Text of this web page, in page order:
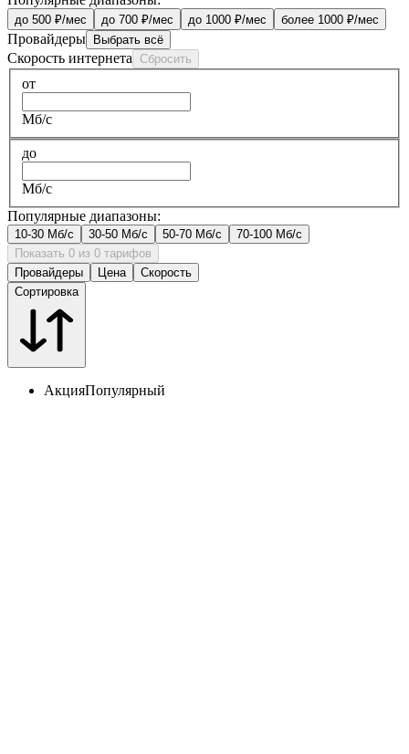
до 500 ₽/мес до 700 ₽/мес до 1000 ₽/мес более 1000 ₽/мес
Провайдеры Выбрать всё
Скорость интернета Сбросить
от
Мб/с
до
Мб/с
Популярные диапазоны:
10-30 Мб/с 30-50 Мб/с 50-70 Мб/с
70-100 Мб/с
Показать 0 из 0 тарифов
Провайдеры
Цена
Скорость
Сортировка
АкцияПопулярный